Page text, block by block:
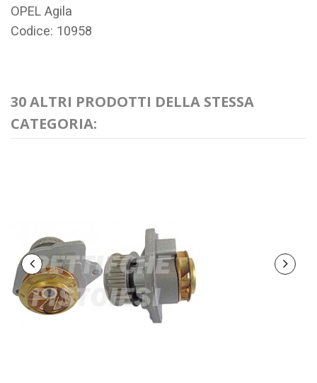
OPEL Agila
Codice: 10958
30 ALTRI PRODOTTI DELLA STESSA
CATEGORIA: